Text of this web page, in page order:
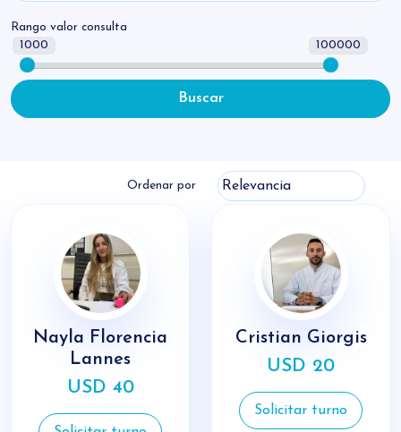
Rango valor consulta
1000 100000
Buscar
Ordenar por
Nayla Florencia
Lannes
USD 40
Cristian Giorgis
USD 20
Solicitar turno